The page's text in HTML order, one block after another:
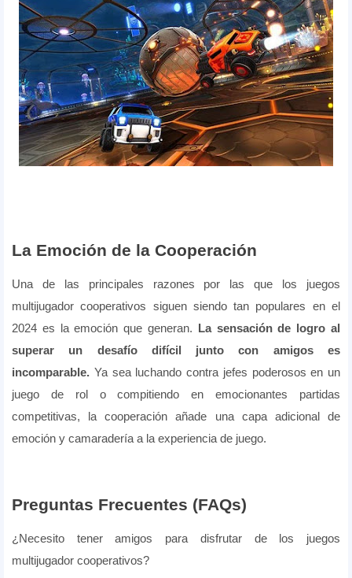
La Emoción de la Cooperación
Una de las principales razones por las que los juegos
multijugador cooperativos siguen siendo tan populares en el
2024 es la emoción que generan. La sensación de logro al
superar un desafío difícil junto con amigos es
incomparable. Ya sea luchando contra jefes poderosos en un
juego de rol o compitiendo en emocionantes partidas
competitivas, la cooperación añade una capa adicional de
emoción y camaradería a la experiencia de juego.
Preguntas Frecuentes (FAQs)
¿Necesito tener amigos para disfrutar de los juegos
multijugador cooperativos?